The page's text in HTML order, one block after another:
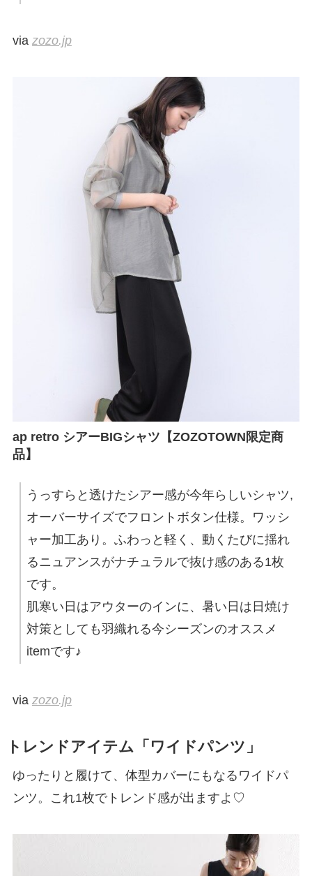
via zozo.jp
ap retro シアーBIGシャツ【ZOZOTOWN限定商
品】
うっすらと透けたシアー感が今年らしいシャツ,
オーバーサイズでフロントボタン仕様。ワッシ
ャー加工あり。ふわっと軽く、動くたびに揺れ
るニュアンスがナチュラルで抜け感のある1枚
です。
肌寒い日はアウターのインに、暑い日は日焼け
対策としても羽織れる今シーズンのオススメ
itemです♪
via zozo.jp
トレンドアイテム「ワイドパンツ」
ゆったりと履けて、体型カバーにもなるワイドパ
ンツ。これ1枚でトレンド感が出ますよ♡